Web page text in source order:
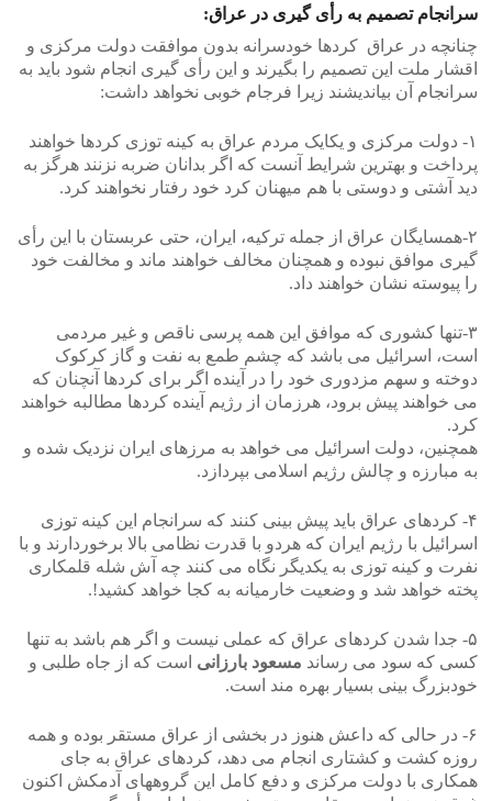
سرانجام تصمیم به رأی گیری در عراق:
چنانچه در عراق کردها خودسرانه بدون موافقت دولت مرکزی و
اقشار ملت این تصمیم را بگیرند و این رأی گیری انجام شود باید به
سرانجام آن بیاندیشند زیرا فرجام خوبی نخواهد داشت:
۱- دولت مرکزی و یکایک مردم عراق به کینه توزی کردها خواهند
پرداخت و بهترین شرایط آنست که اگر بدانان ضربه نزنند هرگز به
دید آشتی و دوستی با هم میهنان کرد خود رفتار نخواهند کرد.
۲-همسایگان عراق از جمله ترکیه، ایران، حتی عربستان با این رأی
گیری موافق نبوده و همچنان مخالف خواهند ماند و مخالفت خود
را پیوسته نشان خواهند داد.
۳-تنها کشوری که موافق این همه پرسی ناقص و غیر مردمی
است، اسرائیل می باشد که چشم طمع به نفت و گاز کرکوک
دوخته و سهم مزدوری خود را در آینده اگر برای کردها آنچنان که
می خواهند پیش برود، هرزمان از رژیم آینده کردها مطالبه خواهند
کرد.
همچنین، دولت اسرائیل می خواهد به مرزهای ایران نزدیک شده و
به مبارزه و چالش رژیم اسلامی بپردازد.
۴- کردهای عراق باید پیش بینی کنند که سرانجام این کینه توزی
اسرائیل با رژیم ایران که هردو با قدرت نظامی بالا برخوردارند و با
نفرت و کینه توزی به یکدیگر نگاه می کنند چه آش شله قلمکاری
پخته خواهد شد و وضعیت خارمیانه به کجا خواهد کشید!.
۵- جدا شدن کردهای عراق که عملی نیست و اگر هم باشد به تنها
کسی که سود می رساند مسعود بارزانی است که از جاه طلبی و
خودبزرگ بینی بسیار بهره مند است.
۶- در حالی که داعش هنوز در بخشی از عراق مستقر بوده و همه
روزه کشت و کشتاری انجام می دهد، کردهای عراق به جای
همکاری با دولت مرکزی و دفع کامل این گروههای آدمکش اکنون